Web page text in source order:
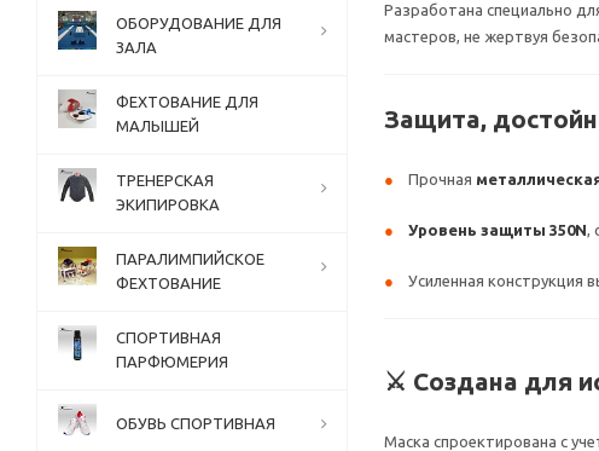
Разработана специально
мастеров, не жертвуя
Защита,
Прочная
Уровень защиты 350N,
Усиленная конструкция
⚔️ Создана для
Маска спроектирована с
ОБОРУДОВАНИЕ ДЛЯ
ЗАЛА
ФЕХТОВАНИЕ ДЛЯ
МАЛЫШЕЙ
ТРЕНЕРСКАЯ
ЭКИПИРОВКА
ПАРАЛИМПИЙСКОЕ
ФЕХТОВАНИЕ
СПОРТИВНАЯ
ПАРФЮМЕРИЯ
ОБУВЬ СПОРТИВНАЯ